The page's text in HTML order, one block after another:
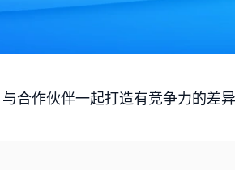
合作伙伴一起打造有竞争力的差